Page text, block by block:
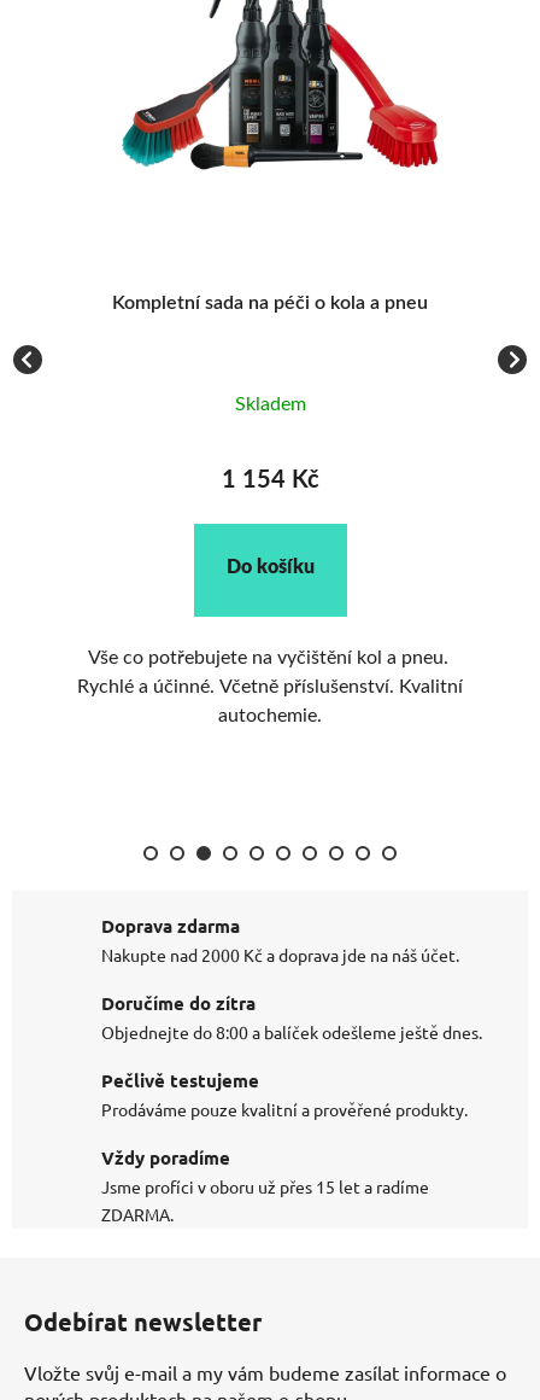
Kompletní sada na péči o kola a pneu
Skladem
1 154 Kč
Do košíku
Vše co potřebujete na vyčištění kol a pneu.
Rychlé a účinné. Včetně příslušenství. Kvalitní
autochemie.
Doprava zdarma
Nakupte nad 2000 Kč a doprava jde na náš účet.
Doručíme do zítra
Objednejte do 8:00 a balíček odešleme ještě dnes.
Pečlivě testujeme
Prodáváme pouze kvalitní a prověřené produkty.
Vždy poradíme
Jsme profíci v oboru už přes 15 let a radíme
ZDARMA.
Odebírat newsletter
Vložte svůj e-mail a my vám budeme zasílat informace o